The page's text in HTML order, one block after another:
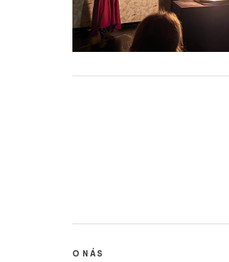
O NÁS